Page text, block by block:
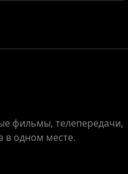
фильмы, телепередачи,
в одном месте.